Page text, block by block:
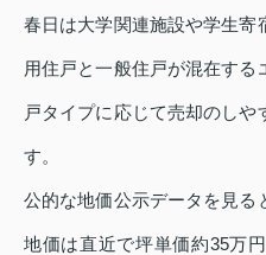
春日は大学関連施設や学生寄
用住戸と一般住戸が混在す
戸タイプに応じて売却のし
す。
公的な地価公示データを見る
地価は直近で坪単価約35万